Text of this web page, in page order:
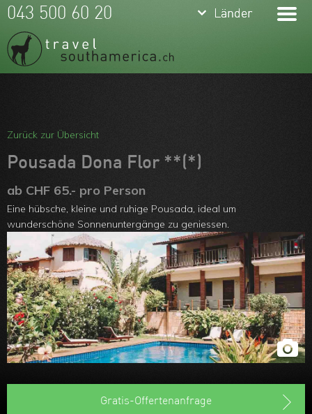
Team
Über uns
Feedbacks
Kontakt
keyboard_arrow_down Länder
Ecuador
Bolivien
Uruguay
Paraguay
Guyanas
keyboard_arrow_down Länder
043 500 60 20
Zurück zur Übersicht
Pousada Dona Flor **(*)
ab CHF 65.- pro Person
Eine hübsche, kleine und ruhige Pousada, ideal um
wunderschöne Sonnenuntergänge zu geniessen.
Gratis-Offertenanfrage